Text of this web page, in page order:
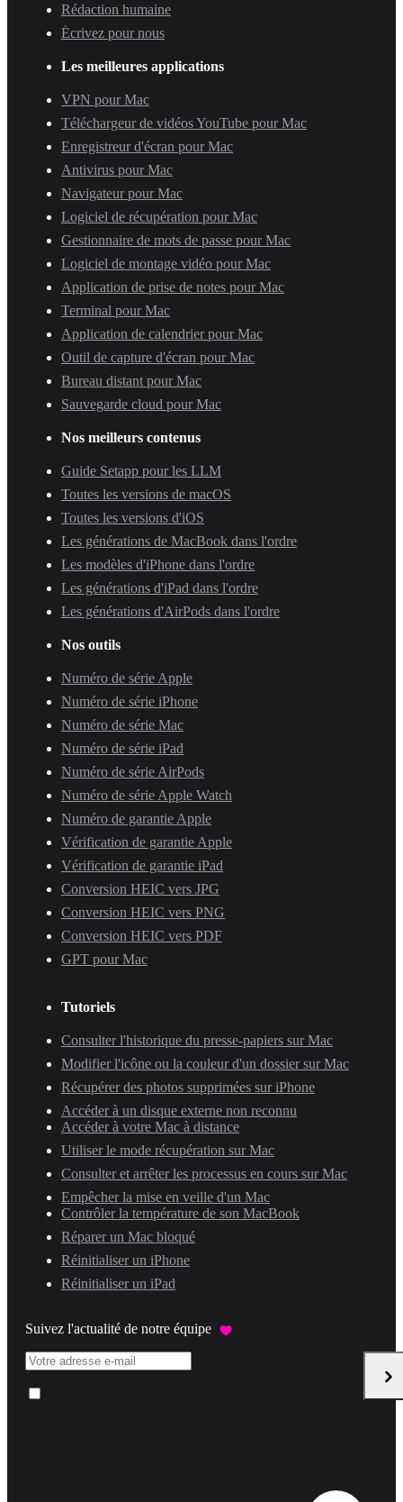
Rédaction humaine
Écrivez pour nous
Les meilleures applications
VPN pour Mac
Téléchargeur de vidéos YouTube pour Mac
Enregistreur d'écran pour Mac
Antivirus pour Mac
Navigateur pour Mac
Logiciel de récupération pour Mac
Gestionnaire de mots de passe pour Mac
Logiciel de montage vidéo pour Mac
Application de prise de notes pour Mac
Terminal pour Mac
Application de calendrier pour Mac
Outil de capture d'écran pour Mac
Bureau distant pour Mac
Sauvegarde cloud pour Mac
Nos meilleurs contenus
Guide Setapp pour les LLM
Toutes les versions de macOS
Toutes les versions d'iOS
Les générations de MacBook dans l'ordre
Les modèles d'iPhone dans l'ordre
Les générations d'iPad dans l'ordre
Les générations d'AirPods dans l'ordre
Nos outils
Numéro de série Apple
Numéro de série iPhone
Numéro de série Mac
Numéro de série iPad
Numéro de série AirPods
Numéro de série Apple Watch
Numéro de garantie Apple
Vérification de garantie Apple
Vérification de garantie iPad
Conversion HEIC vers JPG
Conversion HEIC vers PNG
Conversion HEIC vers PDF
GPT pour Mac
Tutoriels
Consulter l'historique du presse-papiers sur Mac
Modifier l'icône ou la couleur d'un dossier sur Mac
Récupérer des photos supprimées sur iPhone
Accéder à un disque externe non reconnu
Accéder à votre Mac à distance
Utiliser le mode récupération sur Mac
Consulter et arrêter les processus en cours sur Mac
Empêcher la mise en veille d'un Mac
Contrôler la température de son MacBook
Réparer un Mac bloqué
Réinitialiser un iPhone
Réinitialiser un iPad
Suivez l'actualité de notre équipe